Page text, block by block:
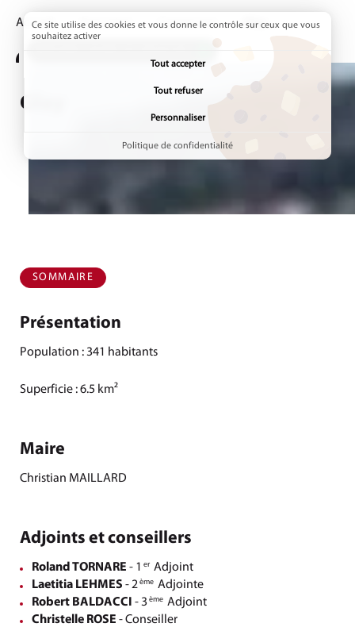
Accueil Annuaires Communes Page active :
Glay
Glay
Présentation
Population : 341 habitants
Superficie : 6.5 km²
Maire
Christian MAILLARD
Adjoints et conseillers
Roland TORNARE - 1 er Adjoint
Laetitia LEHMES - 2 ème Adjointe
Robert BALDACCI - 3 ème Adjoint
Christelle ROSE - Conseiller
SOMMAIRE
Ce site utilise des cookies et vous donne le contrôle sur ceux que vous
souhaitez activer
Tout accepter
Tout refuser
Personnaliser
Politique de confidentialité